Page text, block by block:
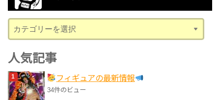
ブ
テ
ゴ
リ
ー
人気記事
フィギュアの最新情報
34件のビュー